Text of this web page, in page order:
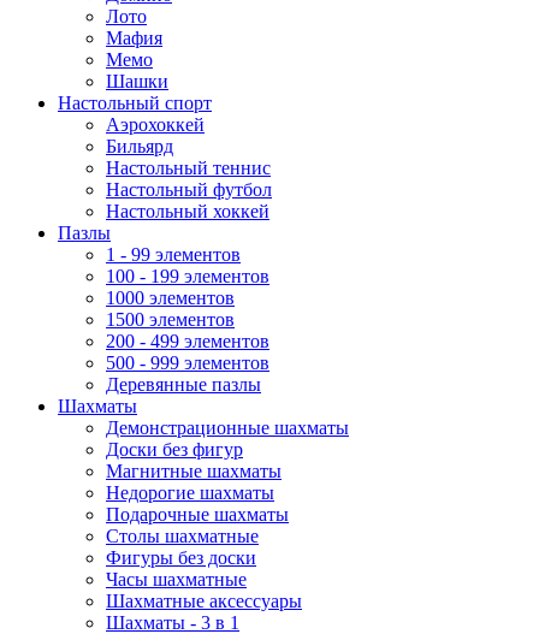
Лото
Мафия
Мемо
Шашки
Настольный спорт
Аэрохоккей
Бильярд
Настольный теннис
Настольный футбол
Настольный хоккей
Пазлы
1 - 99 элементов
100 - 199 элементов
1000 элементов
1500 элементов
200 - 499 элементов
500 - 999 элементов
Деревянные пазлы
Шахматы
Демонстрационные шахматы
Доски без фигур
Магнитные шахматы
Недорогие шахматы
Подарочные шахматы
Столы шахматные
Фигуры без доски
Часы шахматные
Шахматные аксессуары
Шахматы - 3 в 1